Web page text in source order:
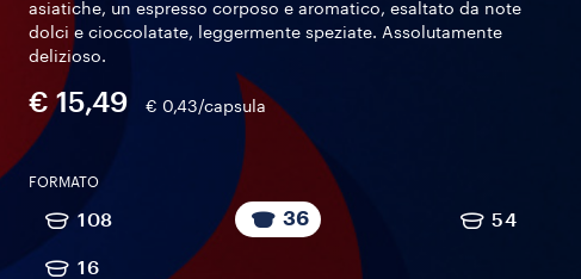
asiatiche, un espresso corposo e aromatico, esaltato da note
dolci e cioccolatate, leggermente speziate. Assolutamente
delizioso.
€ 15,49 € 0,43/capsula
FORMATO
108 36 54
16